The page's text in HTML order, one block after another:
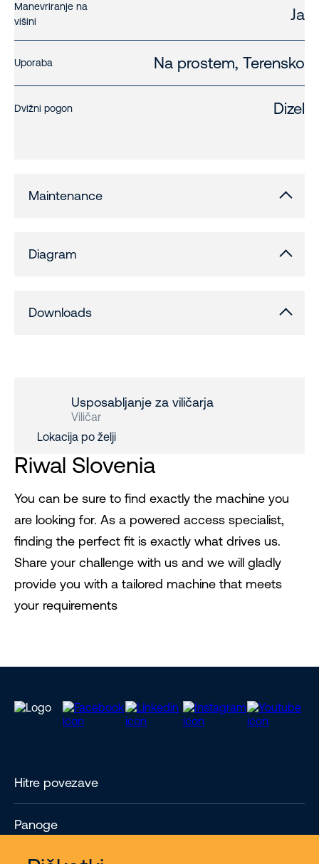
Manevriranje na
višini
Ja
Uporaba Na prostem, Terensko
Dvižni pogon Dizel
Maintenance
Diagram
Downloads
Usposabljanje za viličarja
Viličar
Lokacija po želji
Riwal Slovenia
You can be sure to find exactly the machine you
are looking for. As a powered access specialist,
finding the perfect fit is exactly what drives us.
Share your challenge with us and we will gladly
provide you with a tailored machine that meets
your requirements
Hitre povezave
Panoge